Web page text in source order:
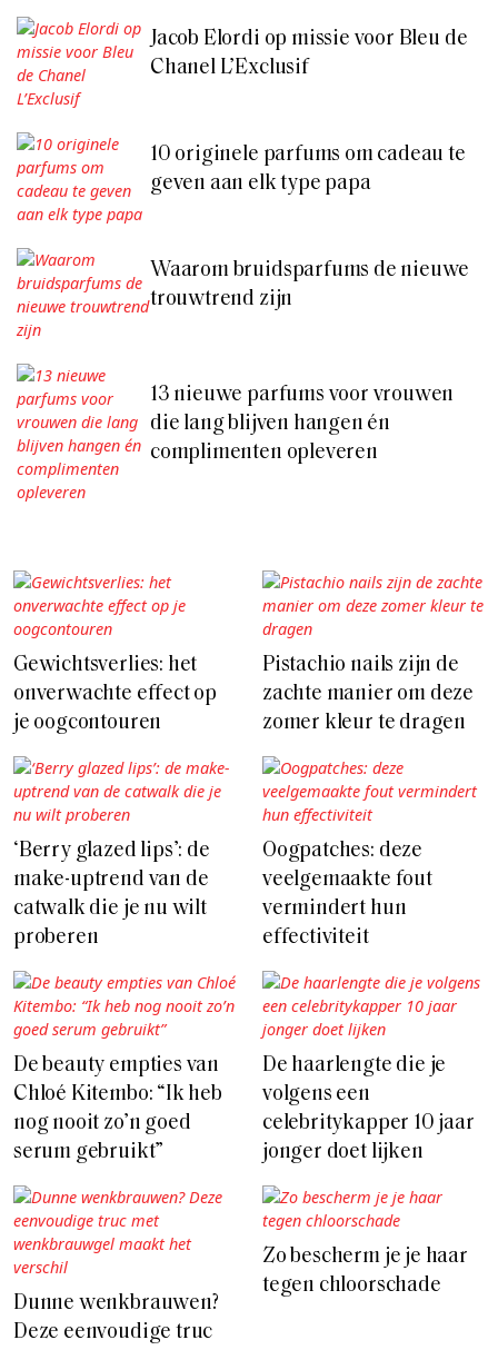
Jacob Elordi op missie voor Bleu de
Chanel L’Exclusif
10 originele parfums om cadeau te
geven aan elk type papa
Waarom bruidsparfums de nieuwe
trouwtrend zijn
13 nieuwe parfums voor vrouwen
die lang blijven hangen én
complimenten opleveren
Gewichtsverlies: het
onverwachte effect op
je oogcontouren
Pistachio nails zijn de
zachte manier om deze
zomer kleur te dragen
‘Berry glazed lips’: de
make-uptrend van de
catwalk die je nu wilt
proberen
Oogpatches: deze
veelgemaakte fout
vermindert hun
effectiviteit
De beauty empties van
Chloé Kitembo: “Ik heb
nog nooit zo’n goed
serum gebruikt”
De haarlengte die je
volgens een
celebritykapper 10 jaar
jonger doet lijken
Dunne wenkbrauwen?
Deze eenvoudige truc
Zo bescherm je je haar
tegen chloorschade